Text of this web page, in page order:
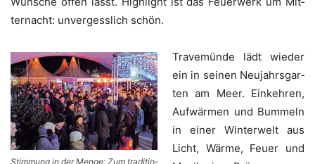
ter­nacht: unver­gess­lich schön.
Stim­mung in der Men­ge: Zum tra­di­tio­
Tra­ve­mün­de lädt wie­der
ein in sei­nen Neu­jahrs­gar­
ten am Meer. Ein­keh­ren,
Auf­wär­men und Bum­meln
in einer Win­ter­welt aus
Licht, Wär­me, Feu­er und